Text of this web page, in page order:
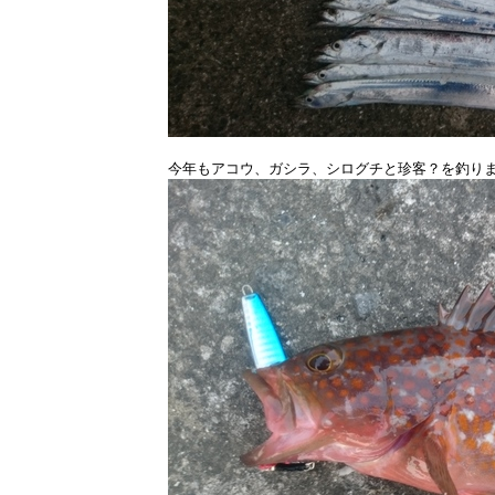
今年もアコウ、ガシラ、シログチと珍客？を釣り